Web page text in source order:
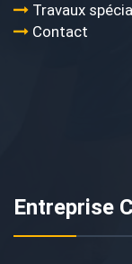
Travaux
Contact
Entreprise